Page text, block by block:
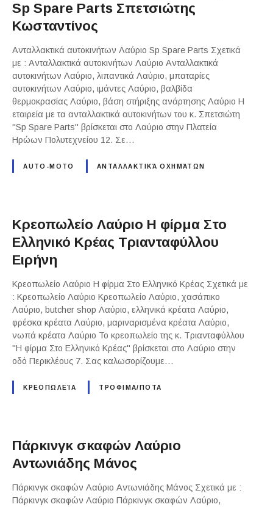
Sp Spare Parts Σπετσιώτης
Κωσταντίνος
Ανταλλακτικά αυτοκινήτων Λαύριο Sp Spare Parts Σχετικά
με : Ανταλλακτικά αυτοκινήτων Λαύριο Ανταλλακτικά
αυτοκινήτων Λαύριο, λιπαντικά Λαύριο, μπαταρίες
αυτοκινήτων Λαύριο, ιμάντες Λαύριο, βαλβίδα
θερμοκρασίας Λαύριο, βάση στήριξης ανάρτησης Λαύριο Η
εταιρεία με τα ανταλλακτικά αυτοκινήτων του κ. Σπετσιώτη
"Sp Spare Parts" βρίσκεται στο Λαύριο στην Πλατεία
Ηρώων Πολυτεχνείου 12. Σε…
AUTO-MOTO ΑΝΤΑΛΛΑΚΤΙΚΆ ΟΧΗΜΆΤΩΝ
Κρεοπωλείο Λαύριο Η φίρμα Στο
Ελληνικό Κρέας Τριανταφύλλου
Ειρήνη
Κρεοπωλείο Λαύριο Η φίρμα Στο Ελληνικό Κρέας Σχετικά με
: Κρεοπωλείο Λαύριο Κρεοπωλείο Λαύριο, χασάπικο
Λαύριο, butcher shop Λαύριο, ελληνικά κρέατα Λαύριο,
φρέσκα κρέατα Λαύριο, μαριναρισμένα κρέατα Λαύριο,
νωπά κρέατα Λαύριο Το κρεοπωλείο της κ. Τριανταφύλλου
"Η φίρμα Στο Ελληνικό Κρέας" βρίσκεται στο Λαύριο στην
οδό Περικλέους 7. Σας καλωσορίζουμε…
ΚΡΕΟΠΩΛΕΊΑ ΤΡΟΦΙΜΑ/ΠΟΤΑ
Πάρκινγκ σκαφών Λαύριο
Αντωνιάδης Μάνος
Πάρκινγκ σκαφών Λαύριο Αντωνιάδης Μάνος Σχετικά με :
Πάρκινγκ σκαφών Λαύριο Πάρκινγκ σκαφών Λαύριο,